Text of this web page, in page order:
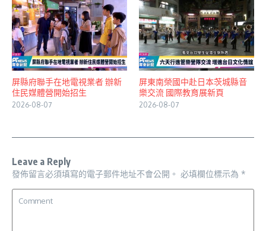
屏縣府聯手在地電視業者 辦新
住民媒體營開始招生
2026-08-07
屏東南榮國中赴日本茨城縣音
樂交流 國際教育展新頁
2026-08-07
Leave a Reply
發佈留言必須填寫的電子郵件地址不會公開。 必填欄位標示為 *